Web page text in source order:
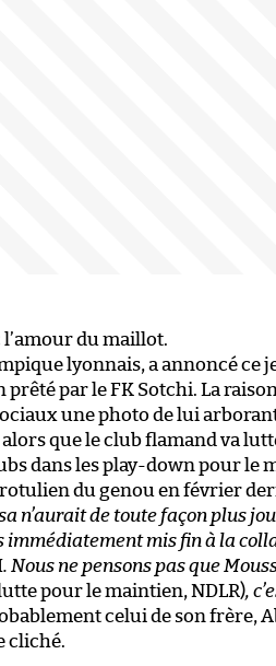
l’amour du maillot.
lyonnais, a annoncé ce
par le FK Sotchi. La
une photo de lui
que le club flamand va
dans les play-down pour le
du genou en février
n’aurait de toute façon plus
immédiatement mis fin à la
. Nous ne pensons pas que
pour le maintien, NDLR),
celui de son frère,
cliché.